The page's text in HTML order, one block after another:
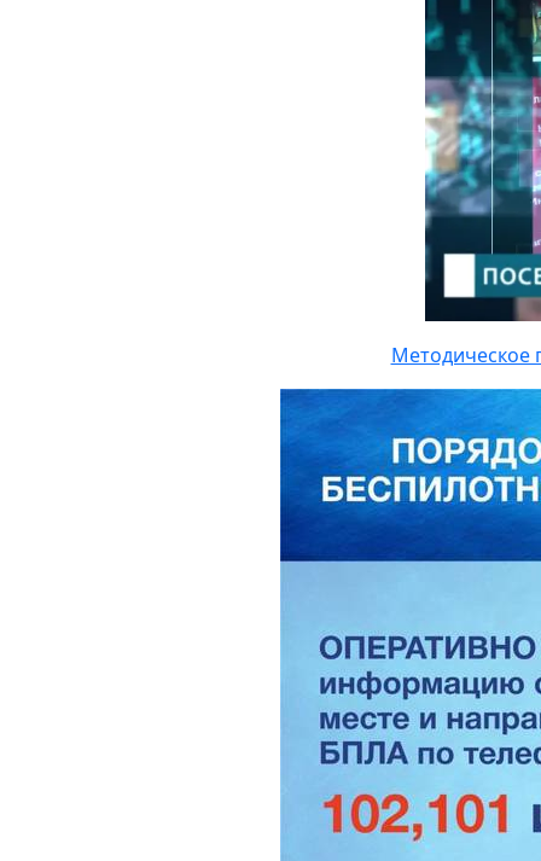
Методическое